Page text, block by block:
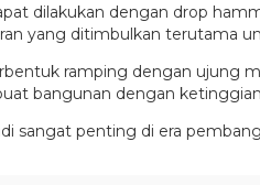
dilakukan dengan drop
yang ditimbulkan terutama
ramping dengan ujung
bangunan dengan
sangat penting di era